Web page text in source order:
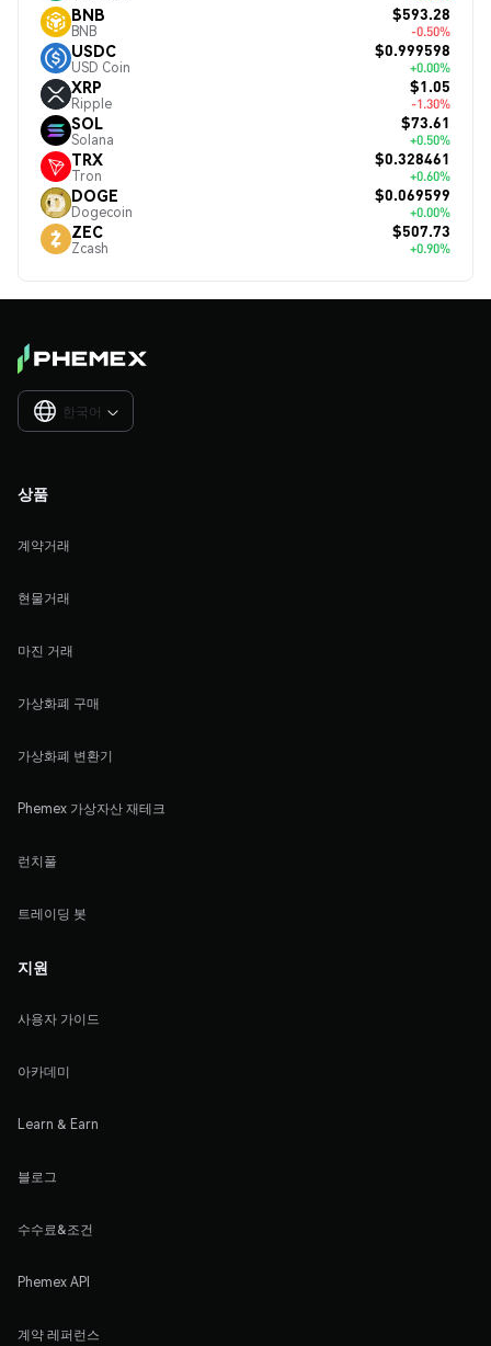
BNB
BNB
$593.28
-0.50%
USDC
USD Coin
$0.999598
+0.00%
XRP
Ripple
$1.05
-1.30%
SOL
Solana
$73.61
+0.50%
TRX
Tron
$0.328461
+0.60%
DOGE
Dogecoin
$0.069599
+0.00%
ZEC
Zcash
$507.73
+0.90%
한국어 
상품
계약거래
현물거래
마진 거래
가상화폐 구매
가상화폐 변환기
Phemex 가상자산 재테크
런치풀
트레이딩 봇
지원
사용자 가이드
아카데미
Learn & Earn
블로그
수수료&조건
Phemex API
계약 레퍼런스